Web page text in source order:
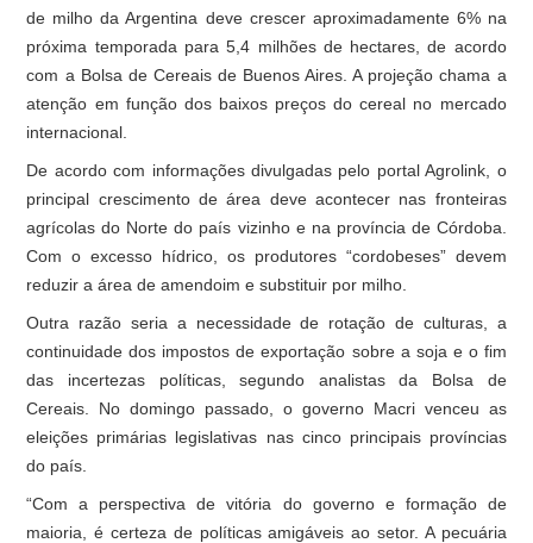
de milho da Argentina deve crescer aproximadamente 6% na
próxima temporada para 5,4 milhões de hectares, de acordo
com a Bolsa de Cereais de Buenos Aires. A projeção chama a
atenção em função dos baixos preços do cereal no mercado
internacional.
De acordo com informações divulgadas pelo portal Agrolink, o
principal crescimento de área deve acontecer nas fronteiras
agrícolas do Norte do país vizinho e na província de Córdoba.
Com o excesso hídrico, os produtores “cordobeses” devem
reduzir a área de amendoim e substituir por milho.
Outra razão seria a necessidade de rotação de culturas, a
continuidade dos impostos de exportação sobre a soja e o fim
das incertezas políticas, segundo analistas da Bolsa de
Cereais. No domingo passado, o governo Macri venceu as
eleições primárias legislativas nas cinco principais províncias
do país.
“Com a perspectiva de vitória do governo e formação de
maioria, é certeza de políticas amigáveis ao setor. A pecuária